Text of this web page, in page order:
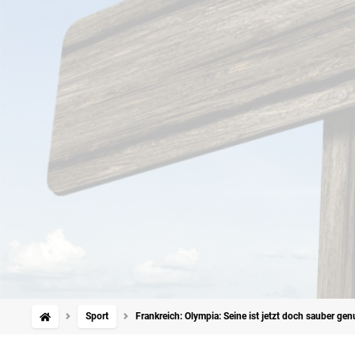
Sport Frankreich: Olympia: Seine ist jetzt doch sauber